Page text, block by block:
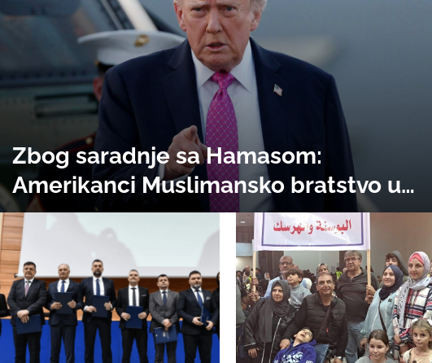
Zbog saradnje sa Hamasom:
Amerikanci Muslimansko bratstvo u
Egiptu, Jordanu i Libanu označili
terorističkim organizacijom